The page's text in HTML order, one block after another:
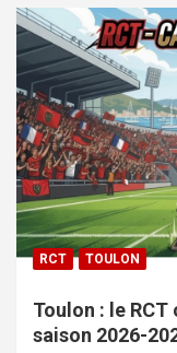
RCT TOULON
Toulon : le
saison 2026-